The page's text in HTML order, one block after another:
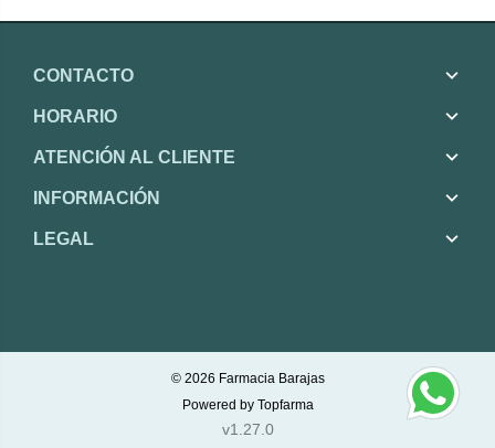
CONTACTO
HORARIO
ATENCIÓN AL CLIENTE
INFORMACIÓN
LEGAL
© 2026 Farmacia Barajas
Powered by Topfarma
v1.27.0